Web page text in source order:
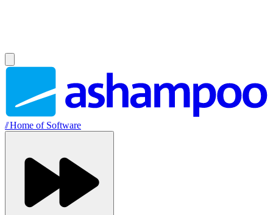
//Home of Software